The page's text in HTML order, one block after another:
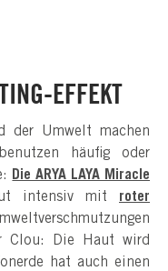
EFFEKT
der Umwelt machen
häufig oder
Die ARYA LAYA Miracle
intensiv mit roter
Clou: Die Haut wird
hat auch einen